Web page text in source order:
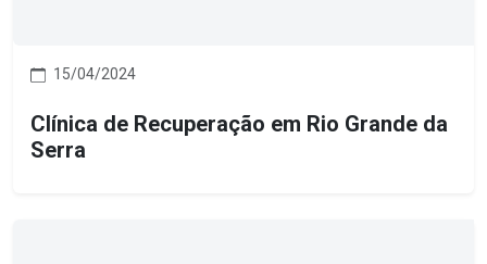
15/04/2024
Clínica de Recuperação em Rio Grande da
Serra